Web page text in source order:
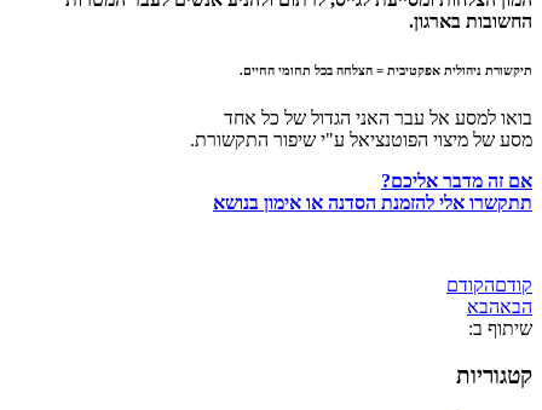
החשובות בארגון.
תיקשורת ניהולית אפקטיבית = הצלחה בכל תחומי החיים.
בואו למסע אל עבר האני הגדול של כל אחד
מסע של מיצוי הפוטנציאל ע"י שיפור התקשורת.
אם זה מדבר אליכם?
תתקשרו אלי להזמנת הסדנה או אימון בנושא
קודםהקודם
הבאהבא
שיתוף ב:
קטגוריות